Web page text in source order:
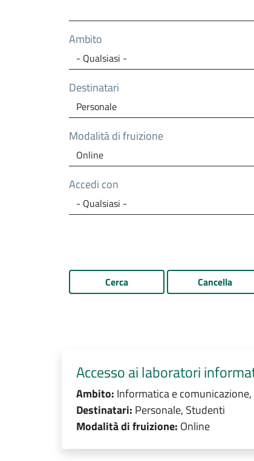
Ambito
Destinatari
Modalità di fruizione
Accedi con
Cerca Cancella
Accesso ai laboratori
Ambito: Informatica e
Destinatari: Personale, Studenti
Modalità di fruizione: Online